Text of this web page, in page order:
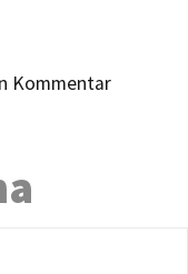
Kommentar